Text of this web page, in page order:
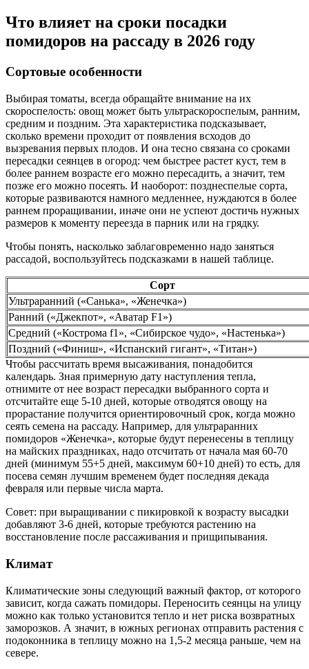
Что влияет на сроки посадки
помидоров на рассаду в 2026 году
Сортовые особенности
Выбирая томаты, всегда обращайте внимание на их
скороспелость: овощ может быть ультраскороспелым, ранним,
средним и поздним. Эта характеристика подсказывает,
сколько времени проходит от появления всходов до
вызревания первых плодов. И она тесно связана со сроками
пересадки сеянцев в огород: чем быстрее растет куст, тем в
более раннем возрасте его можно пересадить, а значит, тем
позже его можно посеять. И наоборот: позднеспелые сорта,
которые развиваются намного медленнее, нуждаются в более
раннем проращивании, иначе они не успеют достичь нужных
размеров к моменту переезда в парник или на грядку.
Чтобы понять, насколько заблаговременно надо заняться
рассадой, воспользуйтесь подсказками в нашей таблице.
Сорт
Ультраранний («Санька», «Женечка»)
Ранний («Джекпот», «Аватар F1»)
Средний («Кострома f1», «Сибирское чудо», «Настенька»)
Поздний («Финиш», «Испанский гигант», «Титан»)
Чтобы рассчитать время высаживания, понадобится
календарь. Зная примерную дату наступления тепла,
отнимите от нее возраст пересадки выбранного сорта и
отсчитайте еще 5-10 дней, которые отводятся овощу на
прорастание получится ориентировочный срок, когда можно
сеять семена на рассаду. Например, для ультраранних
помидоров «Женечка», которые будут перенесены в теплицу
на майских праздниках, надо отсчитать от начала мая 60-70
дней (минимум 55+5 дней, максимум 60+10 дней) то есть, для
посева семян лучшим временем будет последняя декада
февраля или первые числа марта.
Совет: при выращивании с пикировкой к возрасту высадки
добавляют 3-6 дней, которые требуются растению на
восстановление после рассаживания и прищипывания.
Климат
Климатические зоны следующий важный фактор, от которого
зависит, когда сажать помидоры. Переносить сеянцы на улицу
можно как только установится тепло и нет риска возвратных
заморозков. А значит, в южных регионах отправить растения с
подоконника в теплицу можно на 1,5-2 месяца раньше, чем на
севере.